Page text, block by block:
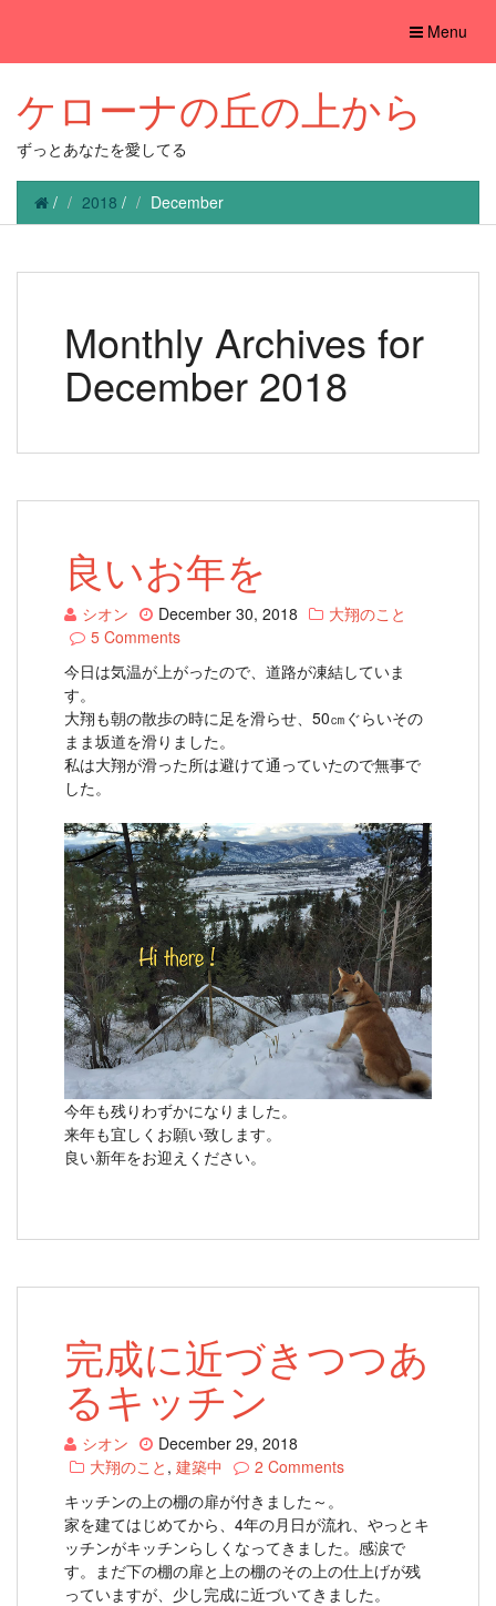
Toggle
Menu
ケローナの丘の上から
ずっとあなたを愛してる
/ 2018 / December
Monthly Archives for
December 2018
良いお年を
シオン December 30, 2018
大翔のこと
5 Comments
今日は気温が上がったので、道路が凍結していま
す。
大翔も朝の散歩の時に足を滑らせ、50㎝ぐらいその
まま坂道を滑りました。
私は大翔が滑った所は避けて通っていたので無事で
した。
今年も残りわずかになりました。
来年も宜しくお願い致します。
良い新年をお迎えください。
完成に近づきつつあ
るキッチン
シオン
December 29, 2018
大翔のこと , 建築中
2 Comments
キッチンの上の棚の扉が付きました～。
家を建てはじめてから、4年の月日が流れ、やっとキ
ッチンがキッチンらしくなってきました。感涙で
す。まだ下の棚の扉と上の棚のその上の仕上げが残
っていますが、少し完成に近づいてきました。